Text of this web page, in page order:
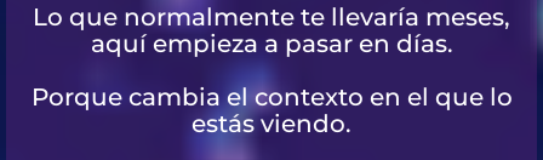
Lo que normalmente te llevaría meses,
aquí empieza a pasar en días.
Porque cambia el contexto en el que lo
estás viendo.